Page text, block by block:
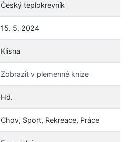
Český teplokrevník
15. 5. 2024
Klisna
Zobrazit v plemenné knize
Hd.
Chov, Sport, Rekreace, Práce